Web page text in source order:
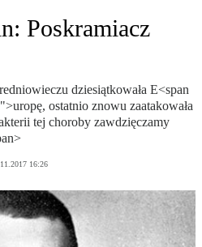
Poskramiacz
dziesiątkowała E<span
ostatnio znowu zaatakowała
tej choroby zawdzięczamy
16:26